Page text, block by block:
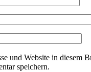
und Website in diesem
speichern.